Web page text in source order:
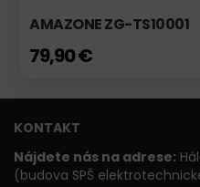
AMAZONE ZG-TS10001
79,90 €
KONTAKT
Nájdete nás na adrese:
(budova SPŠ